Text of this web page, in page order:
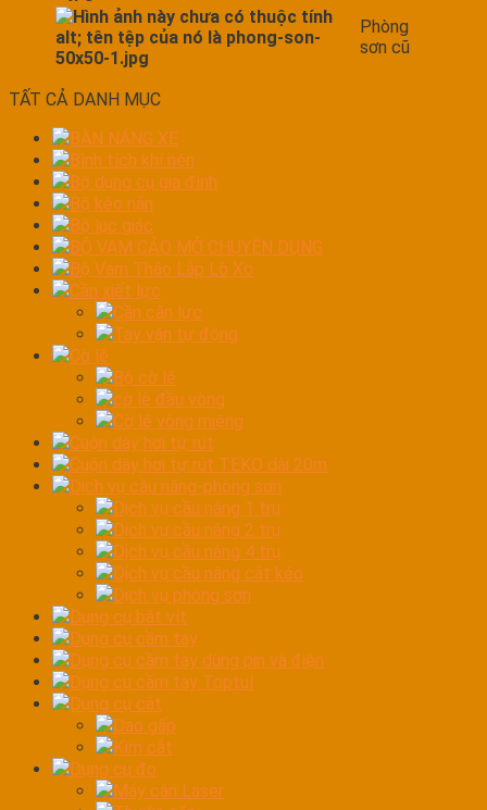
Phòng
sơn cũ
TẤT CẢ DANH MỤC
BÀN NÁNG XE
Bình tích khí nén
Bộ dụng cụ gia đình
Bộ kéo nắn
Bộ lục giác
BỘ VAM CẢO MỞ CHUYÊN DỤNG
Bộ Vam Tháo Lắp Lò Xo
Cần xiết lực
Cần cân lực
Tay vặn tự động
Cờ lê
Bộ cờ lê
cờ lê đầu vòng
Cờ lê vòng miệng
Cuộn dây hơi tự rút
Cuộn dây hơi tự rút TEKO dài 20m
Dịch vụ cầu nâng-phòng sơn
Dịch vụ cầu nâng 1 trụ
Dịch vụ cầu nâng 2 trụ
Dịch vụ cầu nâng 4 trụ
Dịch vụ cầu nâng cắt kéo
Dịch vụ phòng sơn
Dụng cụ bắt vít
Dụng cụ cầm tay
Dụng cụ cầm tay dùng pin và điện
Dụng cụ cầm tay Toptul
Dụng cụ cắt
Dao gấp
Kìm cắt
Dụng cụ đo
Máy cân Laser